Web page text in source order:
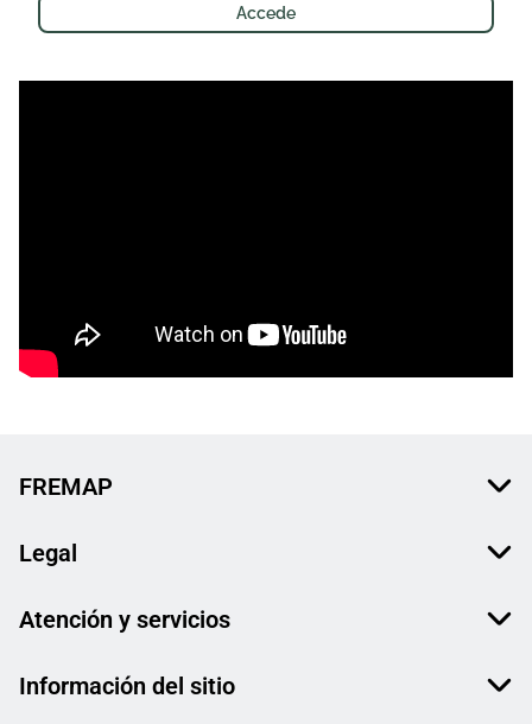
Accede
FREMAP
Legal
Atención y servicios
Información del sitio